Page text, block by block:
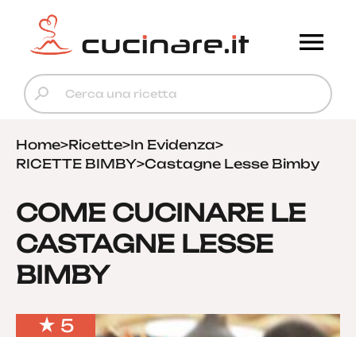
Home>Ricette>In Evidenza>
RICETTE BIMBY>Castagne Lesse Bimby
COME CUCINARE LE
CASTAGNE LESSE
BIMBY
5